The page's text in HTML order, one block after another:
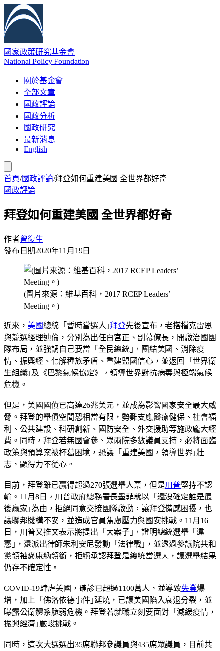
國家政策研究基金會
National Policy Foundation
關於基金會
全部文章
國政評論
國政分析
國政研究
最新消息
English
首頁/國政評論/拜登如何重建美國 全世界都好奇
國政評論
拜登如何重建美國 全世界都好奇
作者曾復生
發布日期2020年11月19日
(圖片來源：維基百科，2017 RCEP Leaders’
Meeting。)
近來， 美國總統「暫時當選人｣拜登先後宣布，老搭檔克雷恩
與競選經理迪倫，分別為出任白宮正、副幕僚長，開啟治國團
隊布局，並強調自己要當「全民總統｣，團結美國、消除疫
情、振興經、化解種族矛盾、重建盟國信心，並返回「世界衛
生組織｣及《巴黎氣候協定》，領導世界對抗病毒與極端氣候
危機。
但是，美國國債已高達26兆美元，並成為影響國家安全最大威
脅。拜登的舉債空間恐相當有限，勢難支應醫療健保、社會福
利、公共建設、科研創新、國防安全、外交援助等施政龐大經
費。同時，拜登若無國會參、眾兩院多數議員支持，必將面臨
政策與預算案被杯葛困境，恐讓「重建美國，領導世界｣壯
志，顯得力不從心。
目前，拜登雖已贏得超過270張選舉人票，但是川普堅持不認
輸。11月8日，川普政府總務署長墨菲就以「還沒確定誰是最
後贏家｣為由，拒絕同意交接團隊啟動，讓拜登備感困擾，也
讓聯邦機構不安，並造成官員焦慮壓力與國安挑戰。11月16
日，川普又推文表示將提出「大案子｣，證明總統選舉「違
憲｣，還派出律師朱利安尼發動「法律戰｣，並透過參議院共和
黨領袖麥康納領銜，拒絕承認拜登是總統當選人，讓選舉結果
仍存不確定性。
COVID-19肆虐美國，確診已超過1100萬人，並導致失業爆
增，加上「佛洛依德事件｣延燒，已讓美國陷入衰退分裂，並
曝露公衛體系脆弱危機。拜登若就職立刻要面對「減緩疫情，
振興經濟｣嚴峻挑戰。
同時，這次大選選出35席聯邦參議員與435席眾議員，目前共